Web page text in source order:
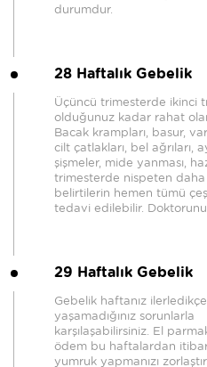
durumdur.
28 Haftalık Gebelik
Üçüncü trimesterde ikinci
olduğunuz kadar rahat
Bacak krampları, basur,
cilt çatlakları, bel ağrıları,
şişmeler, mide yanması,
trimesterde nispeten daha
belirtilerin hemen tümü
tedavi edilebilir.
29 Haftalık Gebelik
Gebelik haftanız
yaşamadığınız sorunlarla
karşılaşabilirsiniz. El
ödem bu haftalardan
yumruk yapmanızı